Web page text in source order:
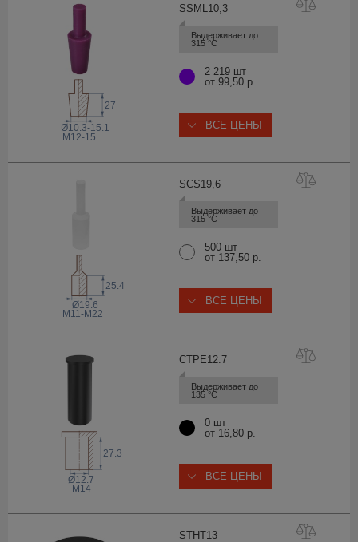
SSML10,3
Выдерживает до
315 °С
27
Ø10.3-15.1
M12-15
2 219 шт
от 99,50 р.
ВСЕ ЦЕНЫ
SCS19,6
Выдерживает до
315 °С
25.4
Ø19.6
M11-M22
500 шт
от 137,50 р.
ВСЕ ЦЕНЫ
CTPE12.7
Выдерживает до
135 °С
27.3
Ø12.7
M14
0 шт
от 16,80 р.
ВСЕ ЦЕНЫ
STHT13